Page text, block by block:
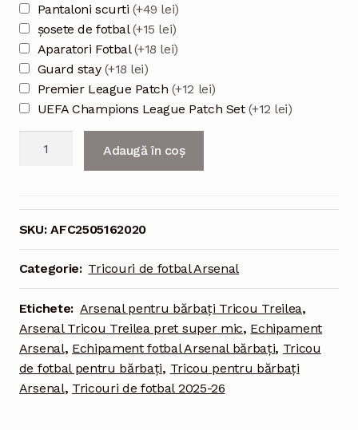
Pantaloni scurti (+49 lei)
șosete de fotbal(+15 lei)
Aparatori Fotbal(+18 lei)
Guard stay (+18 lei)
Premier League Patch (+12 lei)
UEFA Champions League Patch Set (+12 lei)
bărbați
Adaugă în coș
SKU:AFC2505162020
Categorie: Tricouri de fotbal Arsenal
Etichete: Arsenal pentru bărbați Tricou Treilea,
Arsenal Tricou Treilea pret super mic, Echipament
Arsenal, Echipament fotbal Arsenal bărbați, Tricou
de fotbal pentru bărbați, Tricou pentru bărbați
Arsenal, Tricouri de fotbal 2025-26